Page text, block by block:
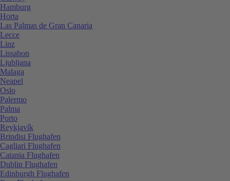
Hamburg
Horta
Las Palmas de Gran Canaria
Lecce
Linz
Lissabon
Ljubljana
Malaga
Neapel
Oslo
Palermo
Palma
Porto
Reykjavík
Brindisi Flughafen
Cagliari Flughafen
Catania Flughafen
Dublin Flughafen
Edinburgh Flughafen